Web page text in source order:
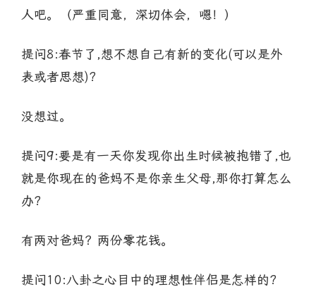
人吧。（严重同意，深切体会，嗯！）
提问8:春节了,想不想自己有新的变化(可以是外
表或者思想)?
没想过。
提问9:要是有一天你发现你出生时候被抱错了,也
就是你现在的爸妈不是你亲生父母,那你打算怎么
办?
有两对爸妈？两份零花钱。
提问10:八卦之心目中的理想性伴侣是怎样的?